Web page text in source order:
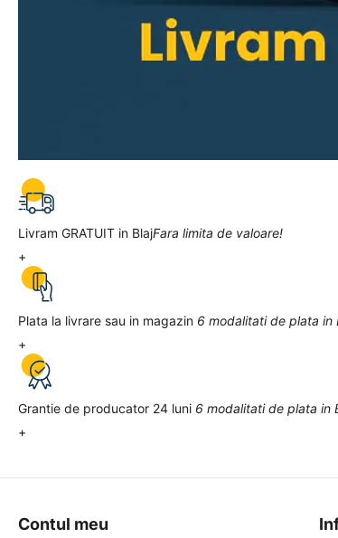
Livram GRATUIT in BlajFara limita de valoare!
+
Plata la livrare sau in magazin 6 modalitati de plata in
+
Grantie de producator 24 luni 6 modalitati de plata in
+
Contul meu